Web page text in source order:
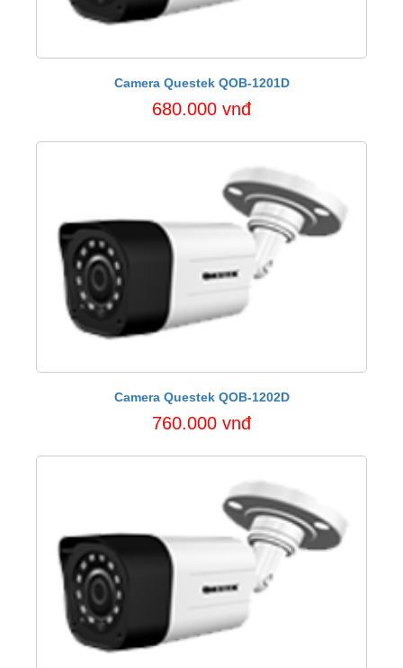
Camera Questek QOB-1201D
680.000 vnđ
Camera Questek QOB-1202D
760.000 vnđ